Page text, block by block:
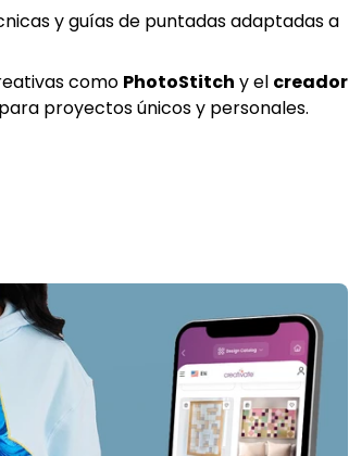
y guías de puntadas adaptadas a
como PhotoStitch y el creador
para proyectos únicos y personales.